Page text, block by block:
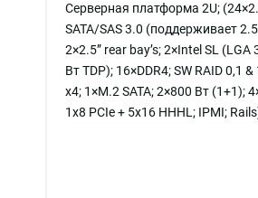
Серверная платформа 2U;
SATA/SAS 3.0 (поддерживает
2×2.5” rear bay’s; 2×Intel SL
Вт TDP); 16×DDR4; SW RAID 0,1
x4; 1×M.2 SATA; 2×800 Вт (1+1);
1х8 PCIe + 5x16 HHHL; IPMI;